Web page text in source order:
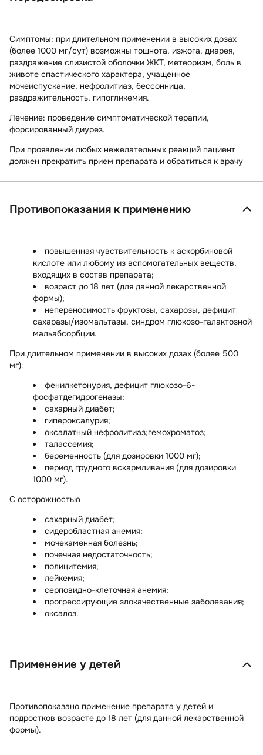
Симптомы: при длительном применении в высоких дозах
(более 1000 мг/сут) возможны тошнота, изжога, диарея,
раздражение слизистой оболочки ЖКТ, метеоризм, боль в
животе спастического характера, учащенное
мочеиспускание, нефролитиаз, бессонница,
раздражительность, гипогликемия.
Лечение: проведение симптоматической терапии,
форсированный диурез.
При проявлении любых нежелательных реакций пациент
должен прекратить прием препарата и обратиться к врачу
Противопоказания к применению
повышенная чувствительность к аскорбиновой
кислоте или любому из вспомогательных веществ,
входящих в состав препарата;
возраст до 18 лет (для данной лекарственной
формы);
непереносимость фруктозы, сахарозы, дефицит
сахаразы/изомальтазы, синдром глюкозо-галактозной
мальабсорбции.
При длительном применении в высоких дозах (более 500
мг):
фенилкетонурия, дефицит глюкозо-6-
фосфатдегидрогеназы;
сахарный диабет;
гипероксалурия;
оксалатный нефролитиаз;гемохроматоз;
талассемия;
беременность (для дозировки 1000 мг);
период грудного вскармливания (для дозировки
1000 мг).
С осторожностью
сахарный диабет;
сидеробластная анемия;
мочекаменная болезнь;
почечная недостаточность;
полицитемия;
лейкемия;
серповидно-клеточная анемия;
прогрессирующие злокачественные заболевания;
оксалоз.
Применение у детей
Противопоказано применение препарата у детей и
подростков возрасте до 18 лет (для данной лекарственной
формы).